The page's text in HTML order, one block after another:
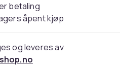
betaling
åpent kjøp
og leveres av